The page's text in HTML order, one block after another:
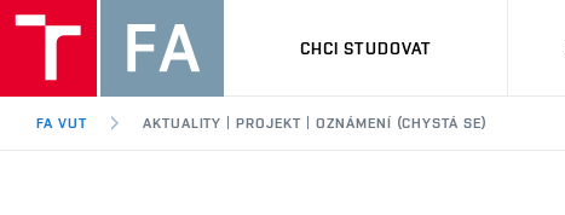
CHCI STUDOVAT
FA VUT AKTUALITY | PROJEKT | OZNÁMENÍ (CHYSTÁ SE)